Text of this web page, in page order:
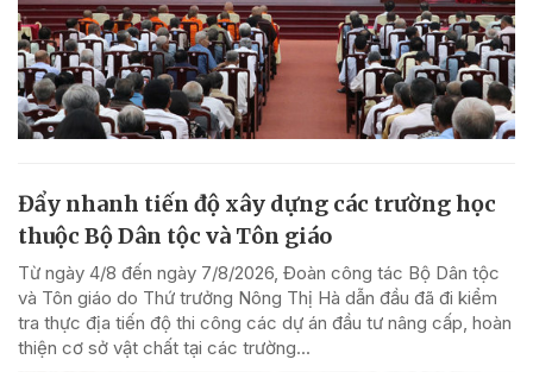
Đẩy nhanh tiến độ xây dựng các trường học
thuộc Bộ Dân tộc và Tôn giáo
Từ ngày 4/8 đến ngày 7/8/2026, Đoàn công tác Bộ Dân tộc
và Tôn giáo do Thứ trưởng Nông Thị Hà dẫn đầu đã đi kiểm
tra thực địa tiến độ thi công các dự án đầu tư nâng cấp, hoàn
thiện cơ sở vật chất tại các trường...